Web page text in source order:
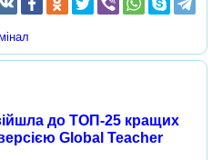
до ТОП-25 кращих
Global Teacher